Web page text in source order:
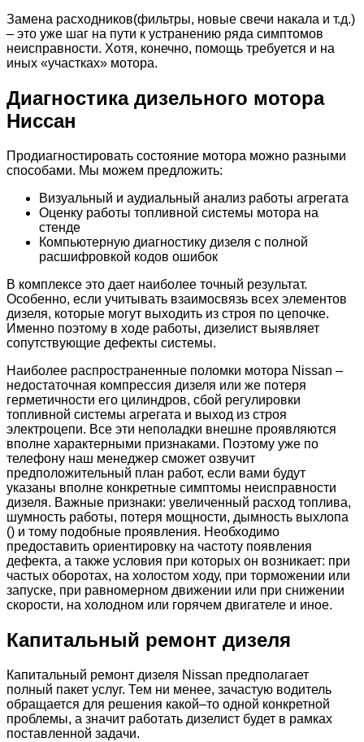
Замена расходников(фильтры, новые свечи накала и т.д.)
– это уже шаг на пути к устранению ряда симптомов
неисправности. Хотя, конечно, помощь требуется и на
иных «участках» мотора.
Диагностика дизельного мотора
Ниссан
Продиагностировать состояние мотора можно разными
способами. Мы можем предложить:
Визуальный и аудиальный анализ работы агрегата
Оценку работы топливной системы мотора на
стенде
Компьютерную диагностику дизеля с полной
расшифровкой кодов ошибок
В комплексе это дает наиболее точный результат.
Особенно, если учитывать взаимосвязь всех элементов
дизеля, которые могут выходить из строя по цепочке.
Именно поэтому в ходе работы, дизелист выявляет
сопутствующие дефекты системы.
Наиболее распространенные поломки мотора Nissan –
недостаточная компрессия дизеля или же потеря
герметичности его цилиндров, сбой регулировки
топливной системы агрегата и выход из строя
электроцепи. Все эти неполадки внешне проявляются
вполне характерными признаками. Поэтому уже по
телефону наш менеджер сможет озвучит
предположительный план работ, если вами будут
указаны вполне конкретные симптомы неисправности
дизеля. Важные признаки: увеличенный расход топлива,
шумность работы, потеря мощности, дымность выхлопа
() и тому подобные проявления. Необходимо
предоставить ориентировку на частоту появления
дефекта, а также условия при которых он возникает: при
частых оборотах, на холостом ходу, при торможении или
запуске, при равномерном движении или при снижении
скорости, на холодном или горячем двигателе и иное.
Капитальный ремонт дизеля
Капитальный ремонт дизеля Nissan предполагает
полный пакет услуг. Тем ни менее, зачастую водитель
обращается для решения какой–то одной конкретной
проблемы, а значит работать дизелист будет в рамках
поставленной задачи.